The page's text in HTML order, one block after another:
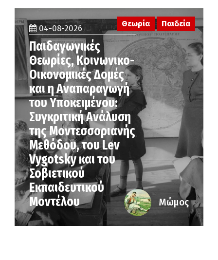
04-08-2026
Παιδαγωγικές
Θεωρίες, Κοινωνικο-
Οικονομικές Δομές
και η Αναπαραγωγή
του Υποκειμένου:
Συγκριτική Ανάλυση
της Μοντεσσοριανής
Μεθόδου, του Lev
Vygotsky και του
Σοβιετικού
Εκπαιδευτικού
Μοντέλου
Θεωρία Παιδεία
Μώμος